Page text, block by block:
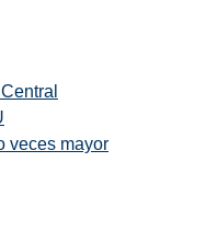
veces mayor